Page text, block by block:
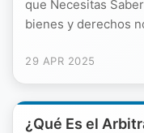
que Necesitas
bienes y derechos
29 APR 2025
¿Qué Es el